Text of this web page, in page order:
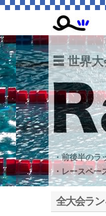
世界大
・前後半のラ
・レースペ
全大会ラ